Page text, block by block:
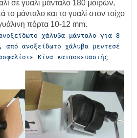
σε γυαλί μάνταλο 180 μοιρών,
το μάνταλο και το γυαλί στον τοίχο
πόρτα 10-12 mm.
χάλυβα μάνταλο για 8-
από ανοξείδωτο χάλυβα μεντεσέ
Κίνα κατασκευαστής